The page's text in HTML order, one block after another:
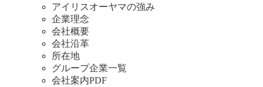
アイリスオーヤマの強み
企業理念
会社概要
会社沿革
所在地
グループ企業一覧
会社案内PDF